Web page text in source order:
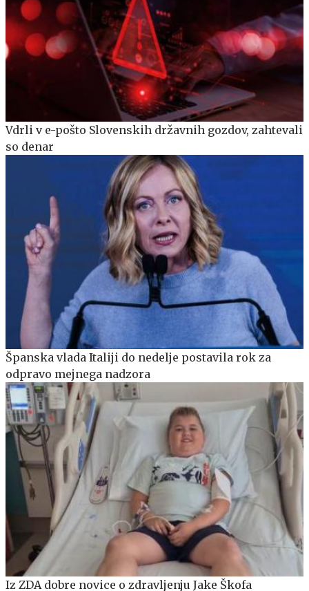
Vdrli v e-pošto Slovenskih državnih gozdov, zahtevali
so denar
Španska vlada Italiji do nedelje postavila rok za
odpravo mejnega nadzora
Iz ZDA dobre novice o zdravljenju Jake Škofa